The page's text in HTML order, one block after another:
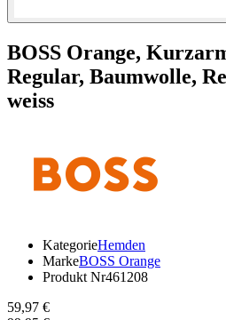
BOSS Orange,
Regular, Baumwolle,
weiss
KategorieHemden
MarkeBOSS Orange
Produkt Nr461208
59,97 €